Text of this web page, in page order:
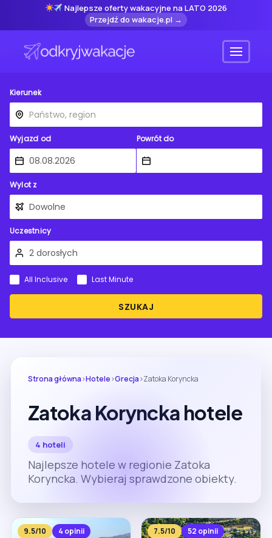
Najlepsze oferty wakacyjne na LATO 2026
Przejdź do wakacje.pl →
Menu
Kierunek
Wyjazd od Powrót do
Wylot z
Uczestnicy
SZUKAJ
All Inclusive Last Minute
Strona główna›Hotele›Grecja›Zatoka Koryncka
Zatoka Koryncka hotele
4 hoteli
Najlepsze hotele w regionie Zatoka
Koryncka. Wybieraj sprawdzone obiekty.
9.5/10 4 opinii 7.5/10 52 opinii